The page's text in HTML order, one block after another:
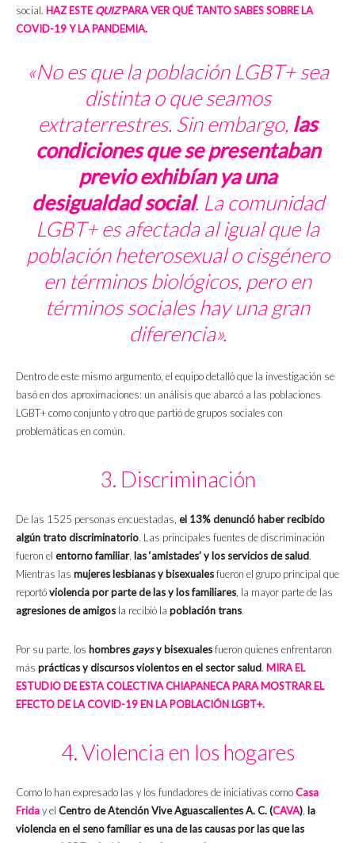
social. HAZ ESTE QUIZPARA VER QUÉ TANTO SABES SOBRE LA
COVID-19 Y LA PANDEMIA.
«No es que la población LGBT+ sea
distinta o que seamos
extraterrestres. Sin embargo, las
condiciones que se presentaban
previo exhibían ya una
desigualdad social. La comunidad
LGBT+ es afectada al igual que la
población heterosexual o cisgénero
en términos biológicos, pero en
términos sociales hay una gran
diferencia».
Dentro de este mismo argumento, el equipo detalló que la investigación se
basó en dos aproximaciones: un análisis que abarcó a las poblaciones
LGBT+ como conjunto y otro que partió de grupos sociales con
problemáticas en común.
3. Discriminación
De las 1525 personas encuestadas, el 13% denunció haber recibido
algún trato discriminatorio. Las principales fuentes de discriminación
fueron el entorno familiar, las ‘amistades’ y los servicios de salud.
Mientras las mujeres lesbianas y bisexualesfueron el grupo principal que
reportóviolencia por parte de las y los familiares, la mayor parte de las
agresiones de amigos la recibió la población trans.
Por su parte, los hombresgaysy bisexualesfueron quienes enfrentaron
más prácticas y discursos violentos en el sector salud. MIRA EL
ESTUDIO DE ESTA COLECTIVA CHIAPANECA PARA MOSTRAR EL
EFECTO DE LA COVID-19 EN LA POBLACIÓN LGBT+.
4. Violencia en los hogares
Como lo han expresado las y los fundadores de iniciativas comoCasa
Friday el Centro de Atención Vive Aguascalientes A. C.(CAVA), la
violencia en el seno familiar es una de las causas por las que las